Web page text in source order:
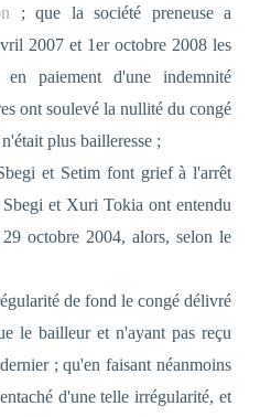
; que la société preneuse a
2007 et 1er octobre 2008 les
paiement d'une indemnité
ont soulevé la nullité du congé
plus bailleresse ;
et Setim font grief à l'arrêt
et Xuri Tokia ont entendu
octobre 2004, alors, selon le
de fond le congé délivré
le bailleur et n'ayant pas reçu
; qu'en faisant néanmoins
d'une telle irrégularité, et